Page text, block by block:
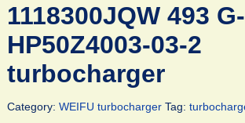
1118300JQW 493 G-
HP50Z4003-03-2
turbocharger
Category: WEIFU turbocharger Tag: